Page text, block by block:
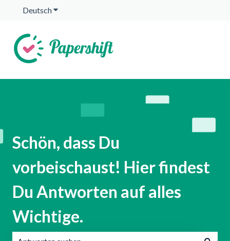
DeutschUntermenü für Übersetzungen anzeigen
Schön, dass Du
vorbeischaust! Hier findest
Du Antworten auf alles
Wichtige.